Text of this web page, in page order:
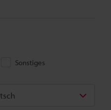
Sonstiges